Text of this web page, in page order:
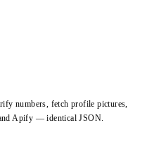
numbers, fetch profile pictures,
Apify — identical JSON.